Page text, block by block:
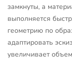
замкнуты, а
выполняется
геометрию по
адаптировать
увеличивает